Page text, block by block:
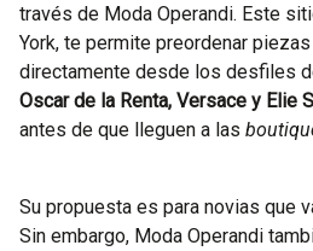
través de Moda Operandi. Este
York, te permite preordenar
directamente desde los desfiles
Oscar de la Renta, Versace y Elie
antes de que lleguen a las
Su propuesta es para novias que
Sin embargo, Moda Operandi